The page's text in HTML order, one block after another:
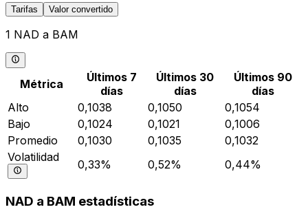
Tarifas Valor convertido
1 NAD a BAM
Métrica
Últimos 7
días
Últimos 30
días
Últimos 90
días
Alto
0,1038 0,1050
0,1054
Bajo
0,1024 0,1021
0,1006
Promedio
0,1030 0,1035
0,1032
Volatilidad
0,33% 0,52% 0,44%
NAD a BAM estadísticas